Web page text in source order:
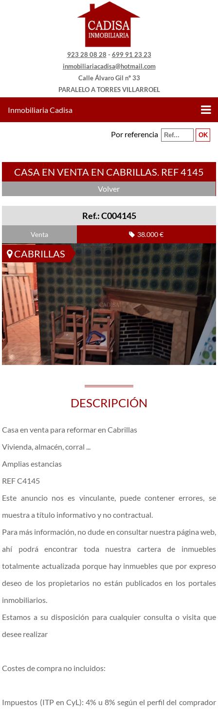
923 28 08 28 - 699 91 23 23
inmobiliariacadisa@hotmail.com
Calle Álvaro Gil nº 33
PARALELO A TORRES VILLARROEL
Inmobiliaria Cadisa
Por referencia
CASA EN VENTA EN CABRILLAS. REF 4145
Volver
Ref.: C004145
Venta 38.000 €
CABRILLAS
DESCRIPCIÓN
Casa en venta para reformar en Cabrillas
Vivienda, almacén, corral ...
Amplias estancias
REF C4145
Este anuncio nos es vinculante, puede contener errores, se
muestra a título informativo y no contractual.
Para más información, no dude en consultar nuestra página web,
ahí podrá encontrar toda nuestra cartera de inmuebles
totalmente actualizada porque hay inmuebles que por expreso
deseo de los propietarios no están publicados en los portales
inmobiliarios.
Estamos a su disposición para cualquier consulta o visita que
desee realizar
Costes de compra no incluidos:
Impuestos (ITP en CyL): 4% u 8% según el perfil del comprador